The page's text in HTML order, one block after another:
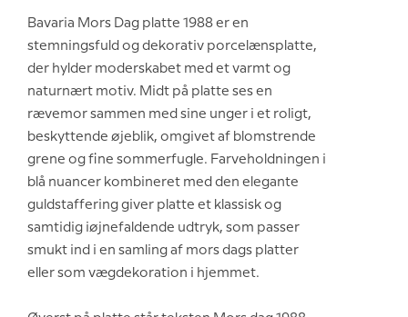
Bavaria Mors Dag platte 1988 er en
stemningsfuld og dekorativ porcelænsplatte,
der hylder moderskabet med et varmt og
naturnært motiv. Midt på platte ses en
rævemor sammen med sine unger i et roligt,
beskyttende øjeblik, omgivet af blomstrende
grene og fine sommerfugle. Farveholdningen i
blå nuancer kombineret med den elegante
guldstaffering giver platte et klassisk og
samtidig iøjnefaldende udtryk, som passer
smukt ind i en samling af mors dags platter
eller som vægdekoration i hjemmet.